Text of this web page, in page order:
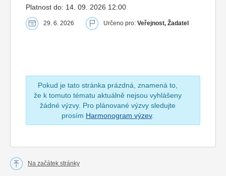
Platnost do: 14. 09. 2026 12:00
29. 6. 2026 Určeno pro: Veřejnost, Žadatel
Pokud je tato stránka prázdná, znamená to,
že k tomuto tématu aktuálně nejsou vyhlášeny
žádné výzvy. Pro plánované výzvy sledujte
prosím Harmonogram výzev.
Na začátek stránky